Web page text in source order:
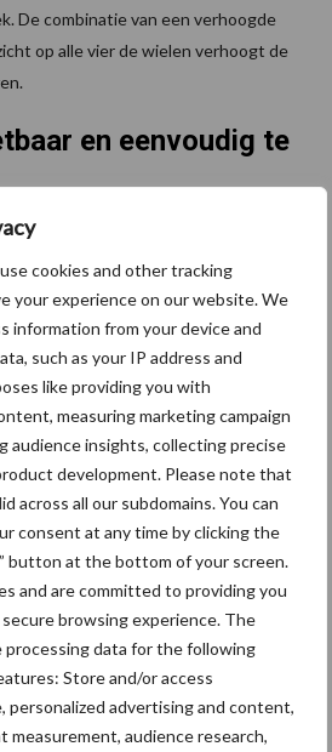
use cookies and other tracking
your experience on our website. We
information from your device and
such as your IP address and
like providing you with
measuring marketing campaign
audience insights, collecting precise
development. Please note that
across all our subdomains. You can
consent at any time by clicking the
button at the bottom of your screen.
and are committed to providing you
browsing experience. The
data for the following
Store and/or access
personalized advertising and content,
measurement, audience research,
De combinatie van een verhoogde
op alle vier de wielen verhoogt de
en eenvoudig te
handling en recycling. Dankzij de
en mecha-nische palletvorken, is
De telehandler kan eveneens
wat de
verder uitbreidt.
specifieke werkomstandigheden. De
is uitgebreid en varieert van
en extra aansluitingen voor
bandenvarianten.
onderscheidt de 360G zich door
De machine heeft de langste
zijn klasse. En ze biedt verbeterde